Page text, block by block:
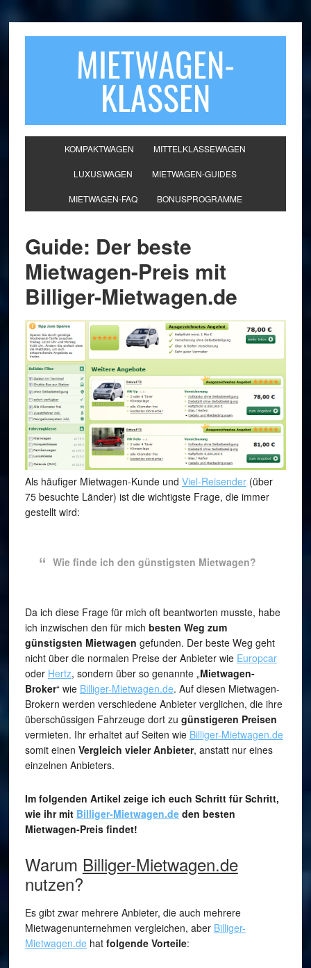
MIETWAGEN-
KLASSEN
KOMPAKTWAGEN MITTELKLASSEWAGEN
LUXUSWAGEN MIETWAGEN-GUIDES
MIETWAGEN-FAQ BONUSPROGRAMME
Guide: Der beste
Mietwagen-Preis mit
Billiger-Mietwagen.de
Als häufiger Mietwagen-Kunde und Viel-Reisender(über
75 besuchte Länder) ist die wichtigste Frage, die immer
gestellt wird:
Wie finde ich den günstigsten Mietwagen?
Da ich diese Frage für mich oft beantworten musste, habe
ich inzwischen den für mich besten Weg zum
günstigsten Mietwagen gefunden. Der beste Weg geht
nicht über die normalen Preise der Anbieter wie Europcar
oder Hertz, sondern über so genannte „Mietwagen-
Broker“ wie Billiger-Mietwagen.de. Auf diesen Mietwagen-
Brokern werden verschiedene Anbieter verglichen, die ihre
überschüssigen Fahrzeuge dort zu günstigeren Preisen
vermieten. Ihr erhaltet auf Seiten wie Billiger-Mietwagen.de
somit einen Vergleich vieler Anbieter, anstatt nur eines
einzelnen Anbieters.
Im folgenden Artikel zeige ich euch Schritt für Schritt,
wie ihr mit Billiger-Mietwagen.deden besten
Mietwagen-Preis findet!
Warum Billiger-Mietwagen.de
nutzen?
Es gibt zwar mehrere Anbieter, die auch mehrere
Mietwagenunternehmen vergleichen, aber Billiger-
Mietwagen.de hat folgende Vorteile: